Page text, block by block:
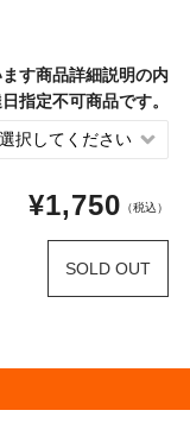
す商品詳細説明の内
指定不可商品です。
¥1,750 （税込）
SOLD OUT